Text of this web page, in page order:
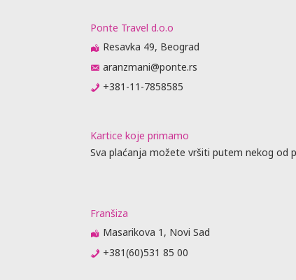
Ponte Travel d.o.o
Resavka 49, Beograd
aranzmani@ponte.rs
+381-11-7858585
Kartice koje primamo
Sva plaćanja možete vršiti putem nekog od
Franšiza
Masarikova 1, Novi Sad
+381(60)531 85 00